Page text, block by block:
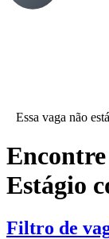
Essa vaga não
Estágio
Filtro de